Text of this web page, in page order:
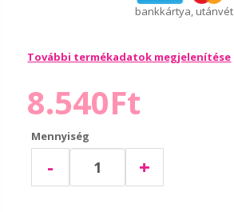
bankkártya, utánvét
További termékadatok megjelenítése
8.540Ft
Mennyiség
- +